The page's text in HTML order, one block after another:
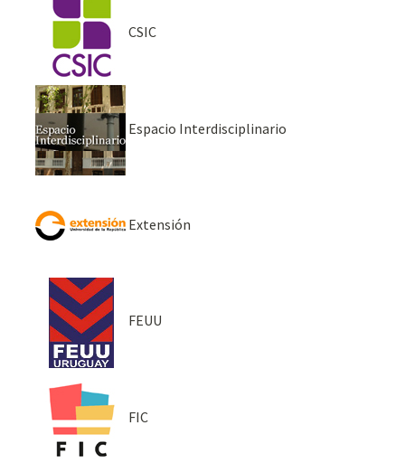
CSIC
Espacio Interdisciplinario
Extensión
FEUU
FIC